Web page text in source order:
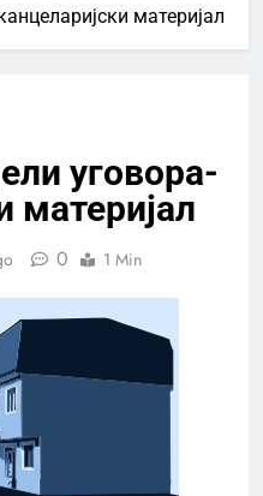
материјал
уговора-
материјал
0 1 Min